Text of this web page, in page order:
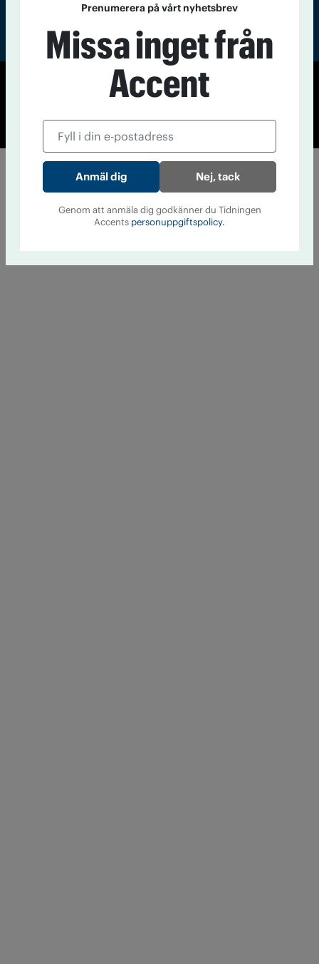
© Tidningen Accent 2026
Prenumerera på vårt nyhetsbrev
Missa inget från
Accent
Nej, tack
Genom att anmäla dig godkänner du Tidningen
Accents personuppgiftspolicy.